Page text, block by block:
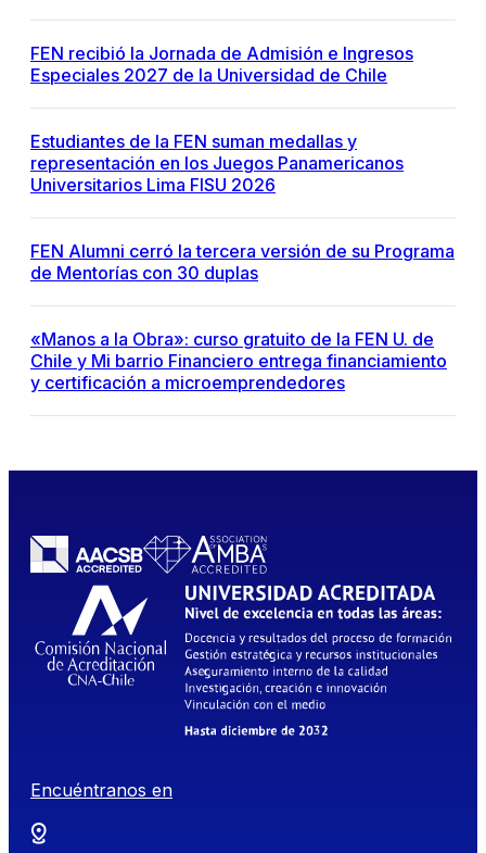
FEN recibió la Jornada de Admisión e Ingresos
Especiales 2027 de la Universidad de Chile
Estudiantes de la FEN suman medallas y
representación en los Juegos Panamericanos
Universitarios Lima FISU 2026
FEN Alumni cerró la tercera versión de su Programa
de Mentorías con 30 duplas
«Manos a la Obra»: curso gratuito de la FEN U. de
Chile y Mi barrio Financiero entrega financiamiento
y certificación a microemprendedores
Encuéntranos en